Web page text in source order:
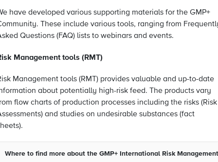
have developed various supporting materials for the GMP+
These include various tools, ranging from
Questions (FAQ) lists to webinars and events.
Management tools (RMT)
Management tools (RMT) provides valuable and up-to-date
about potentially high-risk feed. The products vary
flow charts of production processes including the risks (Risk
and studies on undesirable substances (fact
Where to find more about the GMP+ International Risk Management